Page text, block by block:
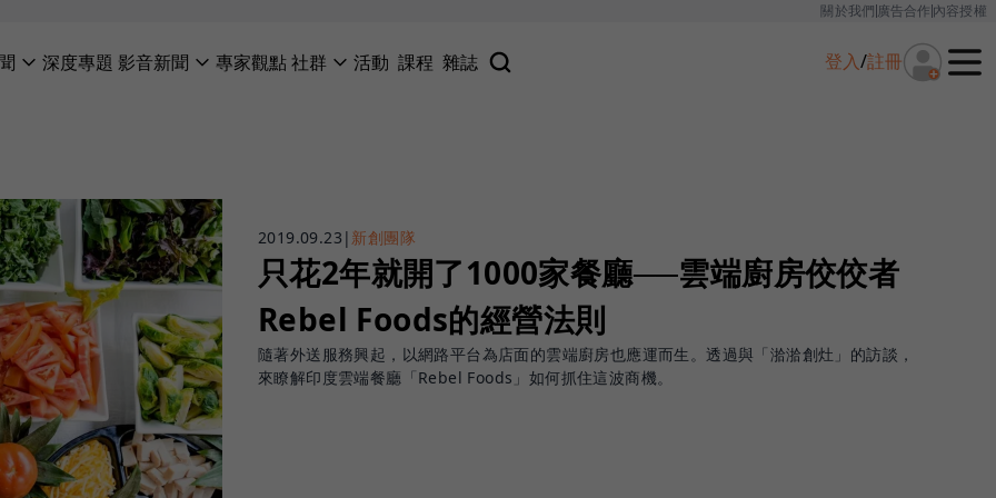
關於我們廣告合作內容授權
深度專題 影音新聞 專家觀點社群 活動 課程 雜誌 登入/註冊
2019.09.23 | 新創團隊
只花2年就開了1000家餐廳──雲端廚房佼佼者
Rebel Foods的經營法則
隨著外送服務興起，以網路平台為店面的雲端廚房也應運而生。透過與「湁湁創灶」的訪談，
來瞭解印度雲端餐廳「Rebel Foods」如何抓住這波商機。